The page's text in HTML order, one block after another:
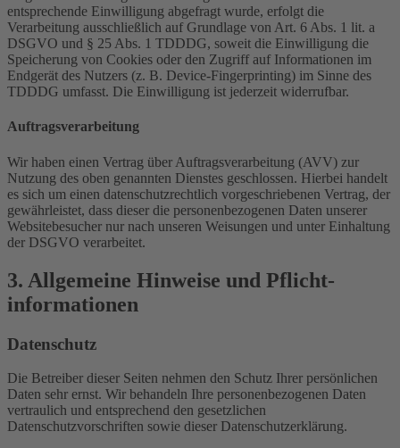
entsprechende Einwilligung abgefragt wurde, erfolgt die
Verarbeitung ausschließlich auf Grundlage von Art. 6 Abs. 1 lit. a
DSGVO und § 25 Abs. 1 TDDDG, soweit die Einwilligung die
Speicherung von Cookies oder den Zugriff auf Informationen im
Endgerät des Nutzers (z. B. Device-Fingerprinting) im Sinne des
TDDDG umfasst. Die Einwilligung ist jederzeit widerrufbar.
Auftragsverarbeitung
Wir haben einen Vertrag über Auftragsverarbeitung (AVV) zur
Nutzung des oben genannten Dienstes geschlossen. Hierbei handelt
es sich um einen datenschutzrechtlich vorgeschriebenen Vertrag, der
gewährleistet, dass dieser die personenbezogenen Daten unserer
Websitebesucher nur nach unseren Weisungen und unter Einhaltung
der DSGVO verarbeitet.
3. Allgemeine Hinweise und Pflicht­
informationen
Datenschutz
Die Betreiber dieser Seiten nehmen den Schutz Ihrer persönlichen
Daten sehr ernst. Wir behandeln Ihre personenbezogenen Daten
vertraulich und entsprechend den gesetzlichen
Datenschutzvorschriften sowie dieser Datenschutzerklärung.